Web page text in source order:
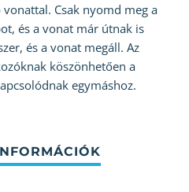
Csak nyomd meg a
és a vonat már útnak is
és a vonat megáll. Az
köszönhetően a
egymáshoz.